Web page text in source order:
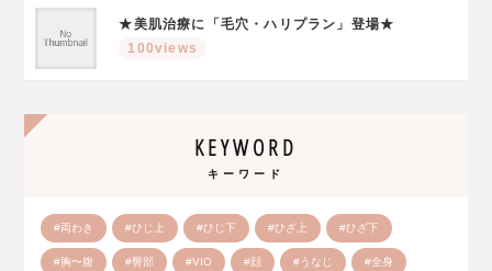
★美肌治療に「毛穴・ハリプラン」登場★
100views
KEYWORD
キーワード
#両わき #ひじ上 #ひじ下 #ひざ上 #ひざ下
#胸〜腹 #臀部 #VIO #顔 #うなじ #全身